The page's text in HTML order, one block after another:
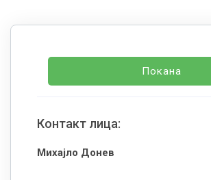
Покана
Контакт лица:
Михајло